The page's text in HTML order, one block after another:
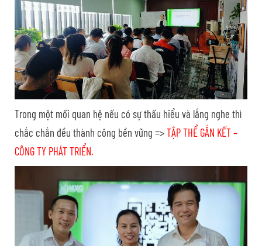
Trong một mối quan hệ nếu có sự thấu hiểu và lắng nghe thì
chắc chắn đều thành công bền vững =>TẬP THỂ GẮN KẾT –
CÔNG TY PHÁT TRIỂN.